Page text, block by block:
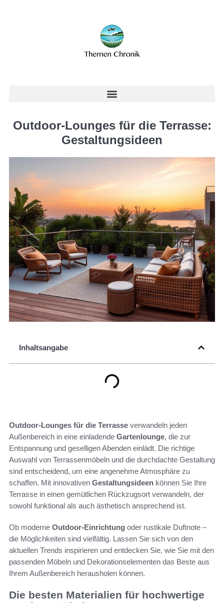
Outdoor-Lounges für die Terrasse:
Gestaltungsideen
Inhaltsangabe
Outdoor-Lounges für die Terrasse verwandeln jeden
Außenbereich in eine einladende Gartenlounge, die zur
Entspannung und geselligen Abenden einlädt. Die richtige
Auswahl von Terrassenmöbeln und die durchdachte Gestaltung
sind entscheidend, um eine angenehme Atmosphäre zu
schaffen. Mit innovativen Gestaltungsideen können Sie Ihre
Terrasse in einen gemütlichen Rückzugsort verwandeln, der
sowohl funktional als auch ästhetisch ansprechend ist.
Ob moderne Outdoor-Einrichtung oder rustikale Duftnote –
die Möglichkeiten sind vielfältig. Lassen Sie sich von den
aktuellen Trends inspirieren und entdecken Sie, wie Sie mit den
passenden Möbeln und Dekorationselementen das Beste aus
Ihrem Außenbereich herausholen können.
Die besten Materialien für hochwertige